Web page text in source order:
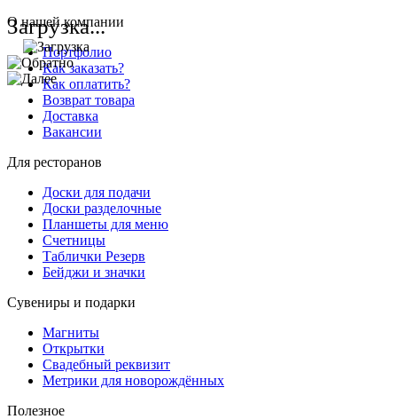
Загрузка...
О нашей компании
Портфолио
Как заказать?
Как оплатить?
Возврат товара
Доставка
Вакансии
Для ресторанов
Доски для подачи
Доски разделочные
Планшеты для меню
Счетницы
Таблички Резерв
Бейджи и значки
Сувениры и подарки
Магниты
Открытки
Свадебный реквизит
Метрики для новорождённых
Полезное